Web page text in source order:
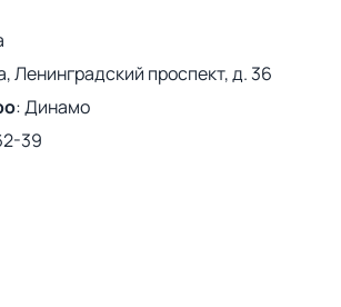
Ленинградский проспект, д. 36
:Динамо
39